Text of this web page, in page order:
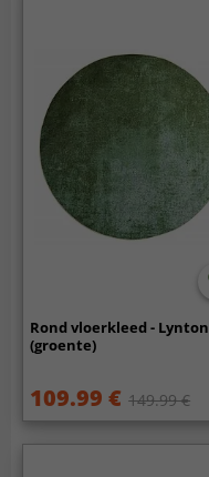
Rond vloerkleed - Lynton
(groente)
109.99 € 149.99 €